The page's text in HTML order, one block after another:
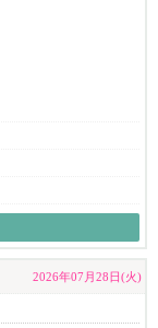
2026年07月28日(火)